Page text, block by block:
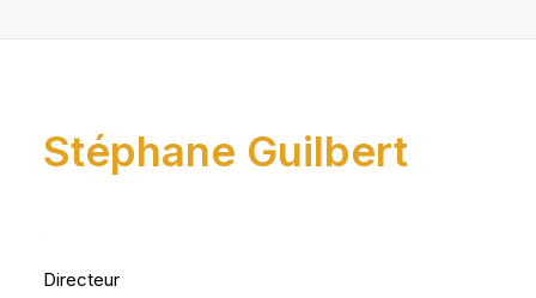
NOUS JOINDRE
Stéphane Guilbert
Directeur